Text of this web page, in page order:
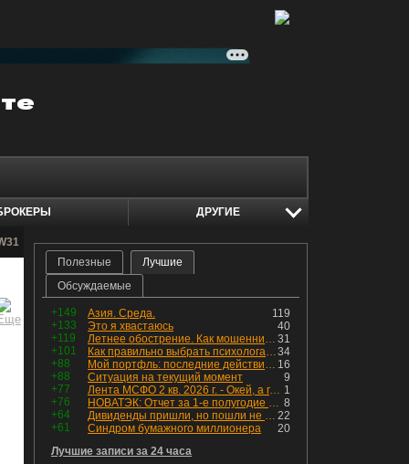
ДРУГИЕ
Полезные
Лучшие
Обсуждаемые
+149 119
Азия. Среда.
+133
40
Это я хвастаюсь
+119
31
Летнее обострение. Как мошенники пытаются подсунуть кнопку "БАБЛО" девушкам
+101
34
Как правильно выбрать психолога. Показания к лечению
+88
16
Мой портфль: последние действия и текущая структура. Краткий комментарий по всем позициям
+88
9
Ситуация на текущий момент
+77
1
Лента МСФО 2 кв. 2026 г. - Окей, а где прибыль?
+76
8
НОВАТЭК: Отчет за 1-е полугодие 2026 - прибыль продолжает падать, но лучшее впереди, если не прилетит
+64
22
Дивиденды пришли, но пошли не туда
+61
20
Синдром бумажного миллионера
Лучшие записи за 24 часа